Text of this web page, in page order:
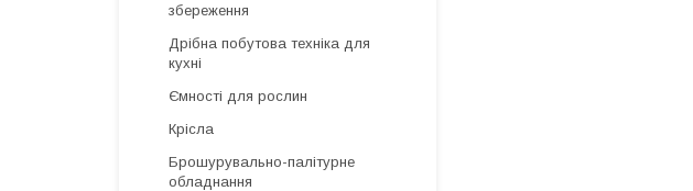
збереження
Дрібна побутова техніка для
кухні
Ємності для рослин
Крісла
Брошурувально-палітурне
обладнання